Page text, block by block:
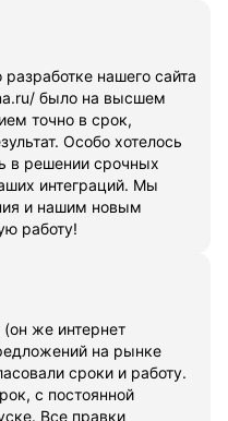
нашего сайта
было на высшем
точно в срок,
Особо хотелось
в решении срочных
интеграций. Мы
и нашим новым
работу!
же интернет
на рынке
сроки и работу.
с постоянной
Все правки